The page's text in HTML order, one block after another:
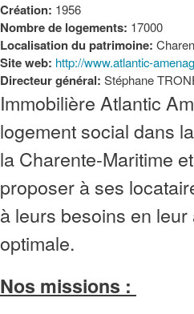
Création: 1956
Nombre de logements: 17000
Localisation du patrimoine:
Site web: http://www.atlantic-
Directeur général: Stéphane
Immobilière Atlantic
logement social dans
la Charente-Maritime
proposer à ses
à leurs besoins en
optimale.
Nos missions :